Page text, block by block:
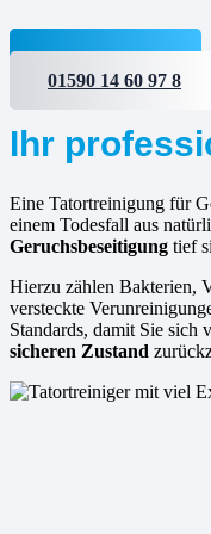
Jetzt anfragen
01590 14 60 97 8
Ihr
Eine Tatortreinigung für
einem Todesfall aus
Geruchsbeseitigung tief
Hierzu zählen Bakterien,
versteckte
Standards, damit Sie sich
sicheren Zustand